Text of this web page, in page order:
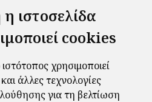
ιστοσελίδα
cookies
χρησιμοποιεί
άλλες τεχνολογίες
για τη βελτίωση
τόρες φίλαθλοι
φρανκ ντε μπουρ
χαβίτο
χάρι πότερ